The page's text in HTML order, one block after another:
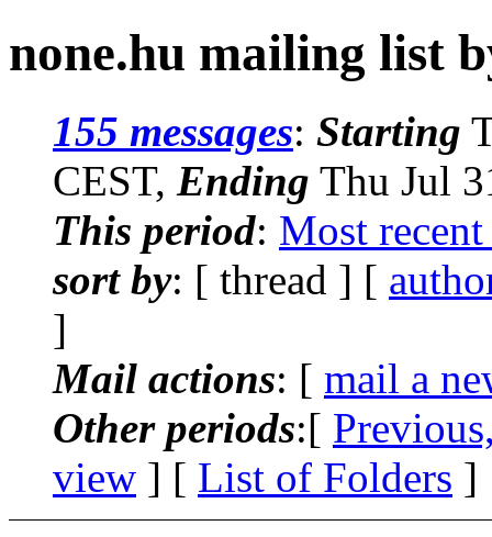
none.hu mailing list
155 messages: Starting
CEST, Ending Thu Jul
This period: Most recent
sort by: [ thread ] [
]
Mail actions: [ mail a
Other periods:[
view ] [ List of Folders ]